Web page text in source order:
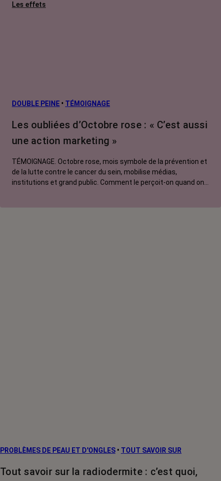
Les effets
L’après cancer
Traitements
contre le cancer
DOUBLE PEINE • TÉMOIGNAGE
Les oubliées d’Octobre rose : « C’est aussi
une action marketing »
TÉMOIGNAGE. Octobre rose, mois symbole de la prévention et
de la lutte contre le cancer du sein, mobilise médias,
institutions et grand public. Comment le perçoit-on quand on
PROBLÈMES DE PEAU ET D'ONGLES • TOUT SAVOIR SUR
Tout savoir sur la radiodermite : c’est quoi,